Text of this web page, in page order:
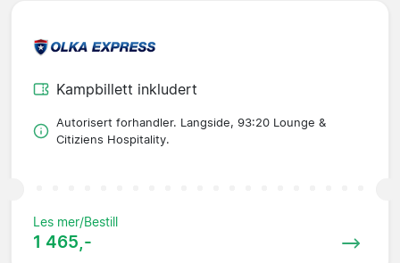
Kampbillett inkludert
Autorisert forhandler. Langside, 93:20 Lounge &
Citiziens Hospitality.
Les mer/Bestill
1 465,-